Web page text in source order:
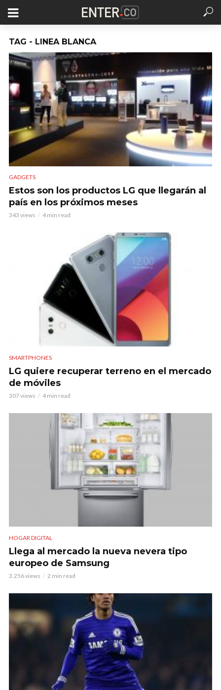
TAG - LINEA BLANCA
GADGETS
Estos son los productos LG que llegarán al
país en los próximos meses
343 views 4 min read
SMARTPHONES
LG quiere recuperar terreno en el mercado
de móviles
307 views 4 min read
HOGAR DIGITAL
Llega al mercado la nueva nevera tipo
europeo de Samsung
3.256 views 2 min read